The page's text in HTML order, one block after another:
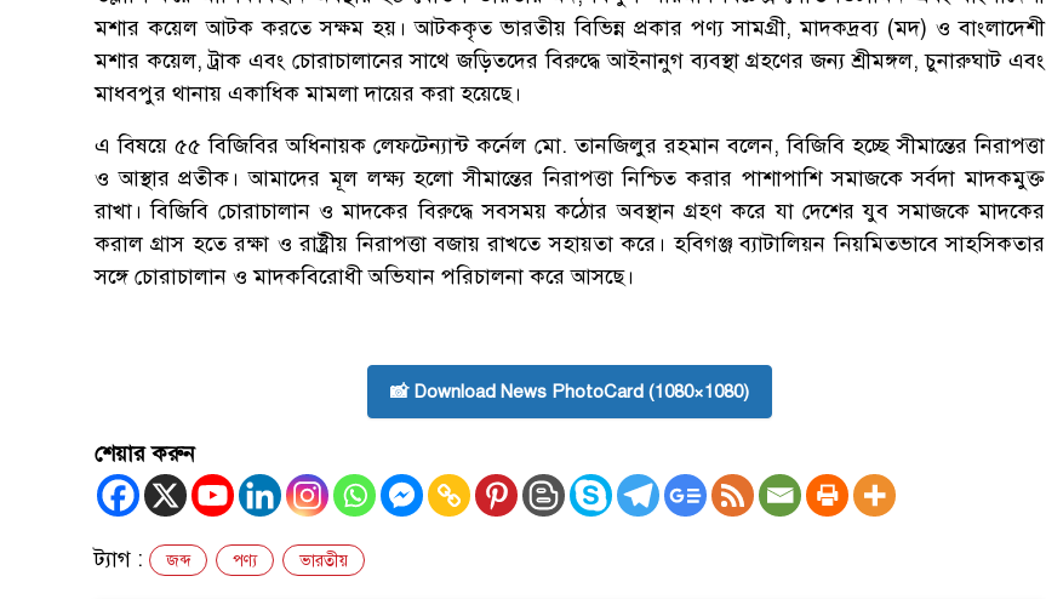
মশার কয়েল আটক করতে সক্ষম হয়। আটককৃত ভারতীয় বিভিন্ন প্রকার পণ্য সামগ্রী, মাদকদ্রব্য (মদ) ও বাংলাদেশী
মশার কয়েল, ট্রাক এবং চোরাচালানের সাথে জড়িতদের বিরুদ্ধে আইনানুগ ব্যবস্থা গ্রহণের জন্য শ্রীমঙ্গল, চুনারুঘাট এবং
মাধবপুর থানায় একাধিক মামলা দায়ের করা হয়েছে।
এ বিষয়ে ৫৫ বিজিবির অধিনায়ক লেফটেন্যান্ট কর্নেল মো. তানজিলুর রহমান বলেন, বিজিবি হচ্ছে সীমান্তের নিরাপত্তা
ও আস্থার প্রতীক। আমাদের মূল লক্ষ্য হলো সীমান্তের নিরাপত্তা নিশ্চিত করার পাশাপাশি সমাজকে সর্বদা মাদকমুক্ত
রাখা। বিজিবি চোরাচালান ও মাদকের বিরুদ্ধে সবসময় কঠোর অবস্থান গ্রহণ করে যা দেশের যুব সমাজকে মাদকের
করাল গ্রাস হতে রক্ষা ও রাষ্ট্রীয় নিরাপত্তা বজায় রাখতে সহায়তা করে। হবিগঞ্জ ব্যাটালিয়ন নিয়মিতভাবে সাহসিকতার
সঙ্গে চোরাচালান ও মাদকবিরোধী অভিযান পরিচালনা করে আসছে।
📸 Download News PhotoCard (1080×1080)
শেয়ার করুন
ট্যাগ : জব্দ পণ্য ভারতীয়